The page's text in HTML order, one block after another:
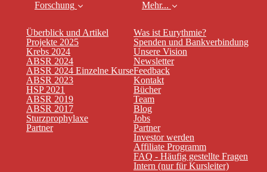
Forschung
Überblick und Artikel
Projekte 2025
Krebs 2024
ABSR 2024
ABSR 2024 Einzelne Kurse
ABSR 2023
HSP 2021
ABSR 2019
ABSR 2017
Sturzprophylaxe
Partner
Mehr...
Was ist Eurythmie?
Spenden und Bankverbindung
Unsere Vision
Newsletter
Feedback
Kontakt
Bücher
Team
Blog
Jobs
Partner
Investor werden
Affiliate Programm
FAQ - Häufig gestellte Fragen
Intern (nur für Kursleiter)